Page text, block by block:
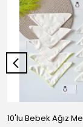
10'lu Bebek Ağız